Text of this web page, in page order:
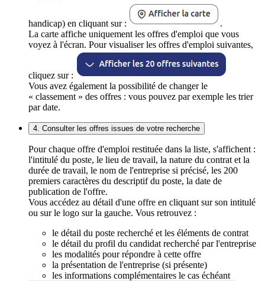
handicap) en cliquant sur :
.
La carte affiche uniquement les offres d'emploi que vous
voyez à l'écran. Pour visualiser les offres d'emploi suivantes,
cliquez sur :
Vous avez également la possibilité de changer le
« classement » des offres : vous pouvez par exemple les trier
par date.
4. Consulter les offres issues de votre recherche
Pour chaque offre d'emploi restituée dans la liste, s'affichent :
l'intitulé du poste, le lieu de travail, la nature du contrat et la
durée de travail, le nom de l'entreprise si précisé, les 200
premiers caractères du descriptif du poste, la date de
publication de l'offre.
Vous accédez au détail d'une offre en cliquant sur son intitulé
ou sur le logo sur la gauche. Vous retrouvez :
le détail du poste recherché et les éléments de contrat
le détail du profil du candidat recherché par l'entreprise
les modalités pour répondre à cette offre
la présentation de l'entreprise (si présente)
les informations complémentaires le cas échéant